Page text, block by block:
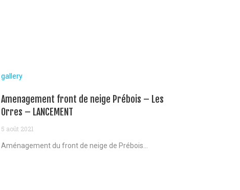
gallery
Amenagement front de neige Prébois – Les
Orres – LANCEMENT
5 août 2021
Aménagement du front de neige de Prébois...